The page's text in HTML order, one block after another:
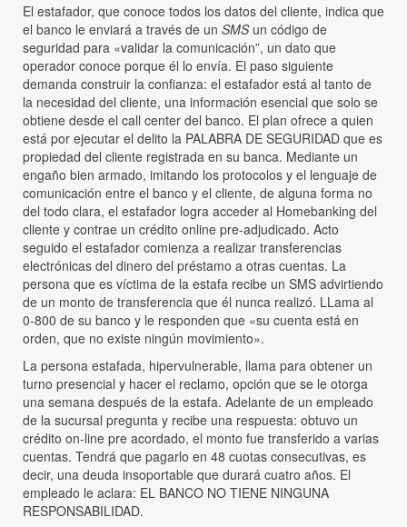
El estafador, que conoce todos los datos del cliente, indica que
el banco le enviará a través de un SMSun código de
seguridad para «validar la comunicación”, un dato que
operador conoce porque él lo envía. El paso siguiente
demanda construir la confianza: el estafador está al tanto de
la necesidad del cliente, una información esencial que solo se
obtiene desde el call center del banco. El plan ofrece a quien
está por ejecutar el delito la PALABRA DE SEGURIDAD que es
propiedad del cliente registrada en su banca. Mediante un
engaño bien armado, imitando los protocolos y el lenguaje de
comunicación entre el banco y el cliente, de alguna forma no
del todo clara, el estafador logra acceder al Homebanking del
cliente y contrae un crédito online pre-adjudicado. Acto
seguido el estafador comienza a realizar transferencias
electrónicas del dinero del préstamo a otras cuentas. La
persona que es víctima de la estafa recibe un SMS advirtiendo
de un monto de transferencia que él nunca realizó. LLama al
0-800 de su banco y le responden que «su cuenta está en
orden, que no existe ningún movimiento».
La persona estafada, hipervulnerable, llama para obtener un
turno presencial y hacer el reclamo, opción que se le otorga
una semana después de la estafa. Adelante de un empleado
de la sucursal pregunta y recibe una respuesta: obtuvo un
crédito on-line pre acordado, el monto fue transferido a varias
cuentas. Tendrá que pagarlo en 48 cuotas consecutivas, es
decir, una deuda insoportable que durará cuatro años. El
empleado le aclara: EL BANCO NO TIENE NINGUNA
RESPONSABILIDAD.